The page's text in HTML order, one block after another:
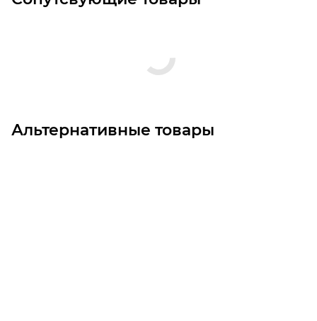
Альтернативные товары